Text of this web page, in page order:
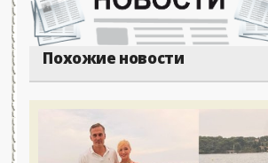
Похожие новости